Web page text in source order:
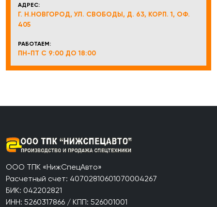
АДРЕС:
Г. Н.НОВГОРОД, УЛ. СВОБОДЫ, Д. 63, КОРП. 1, ОФ.
405
РАБОТАЕМ:
ПН-ПТ С 9:00 ДО 18:00
ООО ТПК «НижСпецАвто»
Расчетный счет: 40702810601070004267
БИК: 042202821
ИНН: 5260317866 / КПП: 526001001